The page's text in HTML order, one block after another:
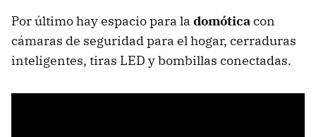
Por último hay espacio para la domóticacon
cámaras de seguridad para el hogar, cerraduras
inteligentes, tiras LED y bombillas conectadas.